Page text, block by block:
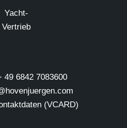
Yacht-
Vertrieb
49 6842 7083600
(VCARD)